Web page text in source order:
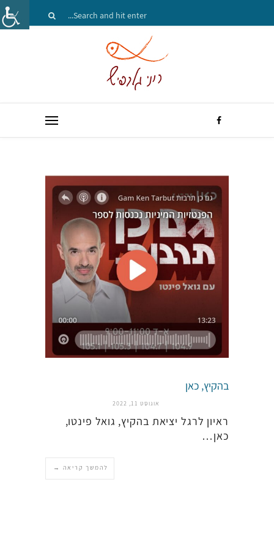
בהקיץ, כאן
אוגוסט 11, 2022
ראיון לרגל יציאת בהקיץ, גואל פינטו,
כאן…
להמשך קריאה →